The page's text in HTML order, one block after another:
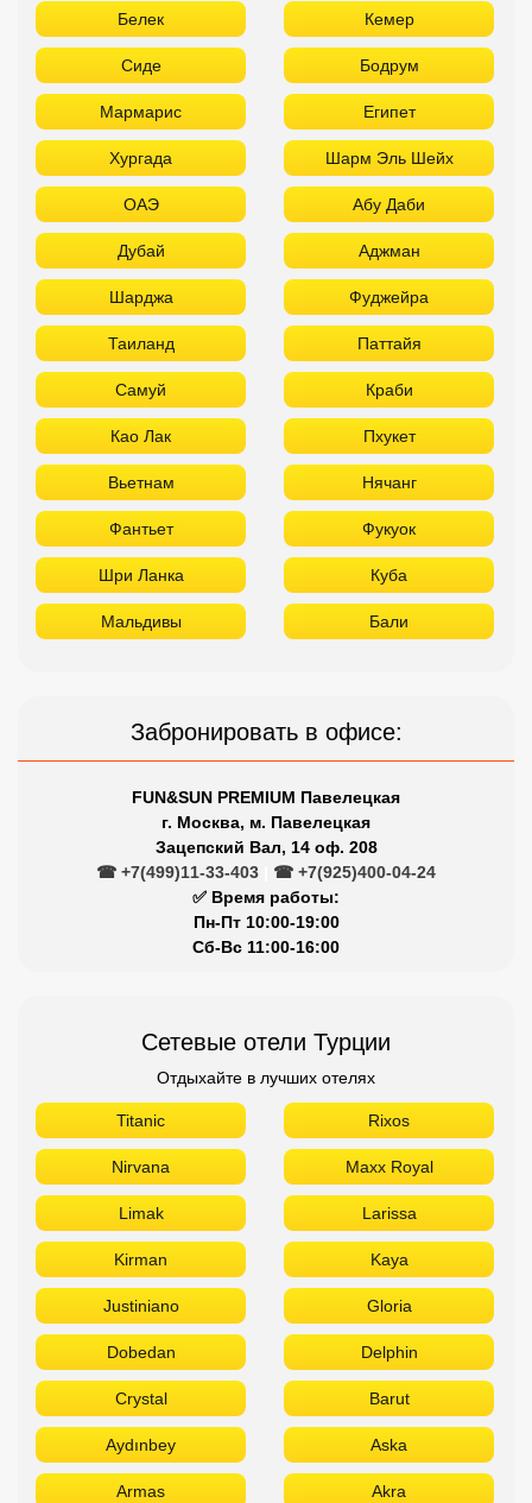
Белек Кемер
Сиде Бодрум
Мармарис Египет
Хургада Шарм Эль Шейх
ОАЭ Абу Даби
Дубай Аджман
Шарджа Фуджейра
Таиланд Паттайя
Самуй Краби
Као Лак Пхукет
Вьетнам Нячанг
Фантьет Фукуок
Шри Ланка Куба
Мальдивы Бали
Забронировать в офисе:
FUN&SUN PREMIUM Павелецкая
г. Москва, м. Павелецкая
Зацепский Вал, 14 оф. 208
☎ +7(499)11-33-403
☎ +7(925)400-04-24
✅ Время работы:
Пн-Пт 10:00-19:00
Сб-Вс 11:00-16:00
Сетевые отели Турции
Отдыхайте в лучших отелях
Titanic Rixos
Nirvana Maxx Royal
Limak Larissa
Kirman Kaya
Justiniano Gloria
Dobedan Delphin
Crystal Barut
Aydınbey Aska
Armas Akra